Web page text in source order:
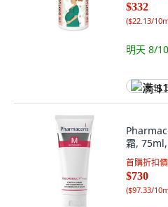
$332
($22.13/
明天 8/
满
霜,
首購折扣價
$730
($97.33/